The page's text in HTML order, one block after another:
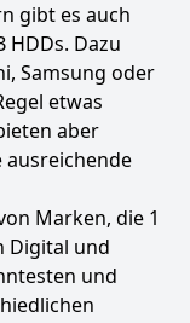
gibt es auch
HDDs. Dazu
Samsung oder
etwas
aber
Marken, die 1
Digital und
und